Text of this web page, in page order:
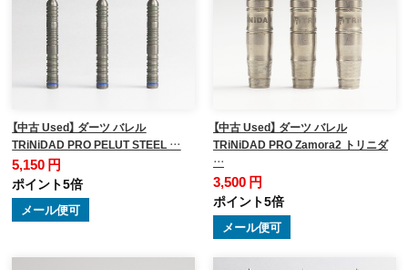
【中古 Used】 ダーツ バレル
TRiNiDAD PRO PELUT STEEL …
5,150 円
ポイント5倍
メール便可
【中古 Used】 ダーツ バレル
TRiNiDAD PRO Zamora2 トリニダ
…
3,500 円
ポイント5倍
メール便可